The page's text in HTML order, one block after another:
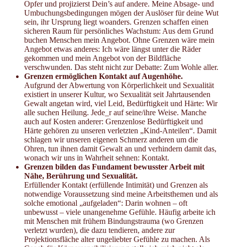
Opfer und projizierst Dein’s auf andere. Meine Absage- und
Umbuchungsbedingungen mögen der Auslöser für deine Wut
sein, ihr Ursprung liegt woanders. Grenzen schaffen einen
sicheren Raum für persönliches Wachstum: Aus dem Grund
buchen Menschen mein Angebot. Ohne Grenzen wäre mein
Angebot etwas anderes: Ich wäre längst unter die Räder
gekommen und mein Angebot von der Bildfläche
verschwunden. Das steht nicht zur Debatte: Zum Wohle aller.
Grenzen ermöglichen Kontakt auf Augenhöhe.
Aufgrund der Abwertung von Körperlichkeit und Sexualität
existiert in unserer Kultur, wo Sexualität seit Jahrtausenden
Gewalt angetan wird, viel Leid, Bedürftigkeit und Härte: Wir
alle suchen Heilung. Jede_r auf seine/ihre Weise. Manche
auch auf Kosten anderer: Grenzenlose Bedürftigkeit und
Härte gehören zu unseren verletzten „Kind-Anteilen“. Damit
schlagen wir unseren eigenen Schmerz anderen um die
Ohren, tun ihnen damit Gewalt an und verhindern damit das,
wonach wir uns in Wahrheit sehnen: Kontakt.
Grenzen bilden das Fundament bewusster Arbeit mit
Nähe, Berührung und Sexualität.
Erfüllender Kontakt (erfüllende Intimität) und Grenzen als
notwendige Voraussetzung sind meine Arbeitsthemen und als
solche emotional „aufgeladen“: Darin wohnen – oft
unbewusst – viele unangenehme Gefühle. Häufig arbeite ich
mit Menschen mit frühem Bindungstrauma (wo Grenzen
verletzt wurden), die dazu tendieren, andere zur
Projektionsfläche alter ungeliebter Gefühle zu machen. Als